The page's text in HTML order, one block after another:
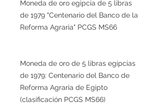
Moneda de oro egipcia de 5 libras
de 1979 "Centenario del Banco de la
Reforma Agraria" PCGS MS66
Moneda de oro de 5 libras egipcias
de 1979: Centenario del Banco de
Reforma Agraria de Egipto
(clasificación PCGS MS66)